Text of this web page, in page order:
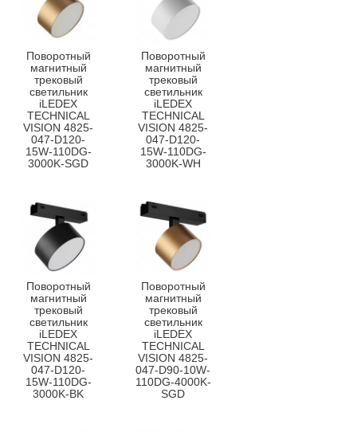
Поворотный
магнитный
трековый
светильник
iLEDEX
TECHNICAL
VISION 4825-
047-D120-
15W-110DG-
3000K-SGD
Поворотный
магнитный
трековый
светильник
iLEDEX
TECHNICAL
VISION 4825-
047-D120-
15W-110DG-
3000K-WH
Поворотный
магнитный
трековый
светильник
iLEDEX
TECHNICAL
VISION 4825-
047-D120-
15W-110DG-
3000K-BK
Поворотный
магнитный
трековый
светильник
iLEDEX
TECHNICAL
VISION 4825-
047-D90-10W-
110DG-4000K-
SGD